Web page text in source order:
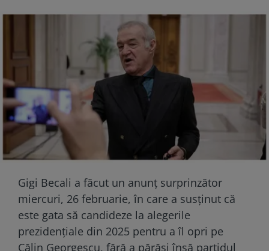
Gigi Becali a făcut un anunț surprinzător
miercuri, 26 februarie, în care a susținut că
este gata să candideze la alegerile
prezidențiale din 2025 pentru a îl opri pe
Călin Georgescu, fără a părăsi însă partidul